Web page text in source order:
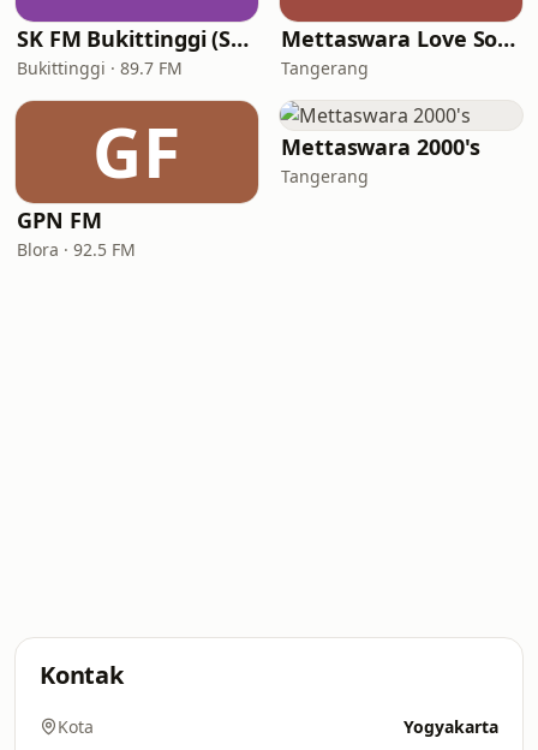
SK FM Bukittinggi (Suara Kencana FM)
Bukittinggi · 89.7 FM
Mettaswara Love Song
Tangerang
GF
GPN FM
Blora · 92.5 FM
Mettaswara 2000's
Tangerang
Kontak
Kota Yogyakarta